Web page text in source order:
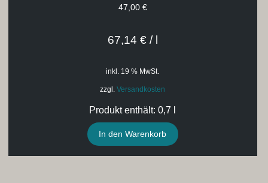
47,00 €
67,14 €/ l
inkl. 19 % MwSt.
zzgl.Versandkosten
Produkt enthält: 0,7 l
In den Warenkorb